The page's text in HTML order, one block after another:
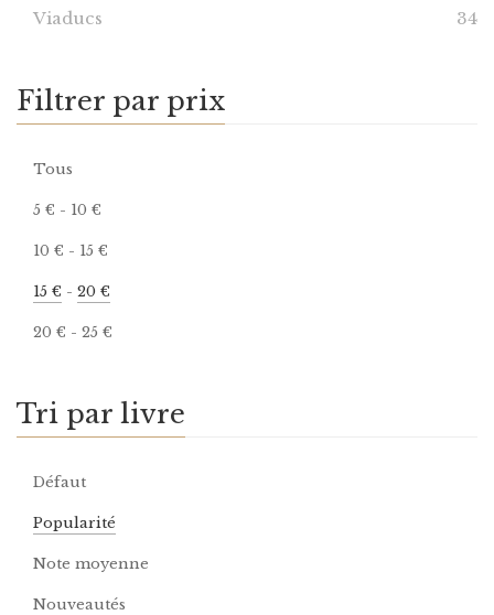
Viaducs 34
Filtrer par prix
Tous
5 € - 10 €
10 € - 15 €
15 € - 20 €
20 € - 25 €
Tri par livre
Défaut
Popularité
Note moyenne
Nouveautés